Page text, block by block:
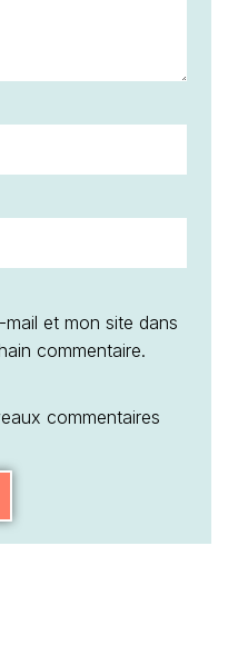
et mon site dans
commentaire.
commentaires